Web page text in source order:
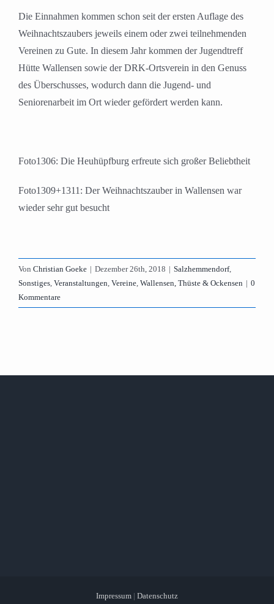
Die Einnahmen kommen schon seit der ersten Auflage des
Weihnachtszaubers jeweils einem oder zwei teilnehmenden
Vereinen zu Gute. In diesem Jahr kommen der Jugendtreff
Hütte Wallensen sowie der DRK-Ortsverein in den Genuss
des Überschusses, wodurch dann die Jugend- und
Seniorenarbeit im Ort wieder gefördert werden kann.
Foto1306: Die Heuhüpfburg erfreute sich großer Beliebtheit
Foto1309+1311: Der Weihnachtszauber in Wallensen war
wieder sehr gut besucht
Von Christian Goeke | Dezember 26th, 2018 | Salzhemmendorf,
Sonstiges, Veranstaltungen, Vereine, Wallensen, Thüste & Ockensen | 0
Kommentare
Impressum | Datenschutz